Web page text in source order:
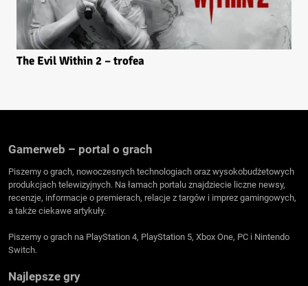
The Evil Within 2 – trofea
Gamerweb – portal o grach
Piszemy o grach, nowoczesnych technologiach oraz wysokobudżetowych
produkcjach telewizyjnych. Na łamach portalu znajdziecie liczne newsy,
recenzje, informacje o premierach, relacje z targów i imprez gamingowych,
a także ciekawe artykuły.
Piszemy o grach na PlayStation 4, PlayStation 5, Xbox One, PC i Nintendo
Switch.
Najlepsze gry